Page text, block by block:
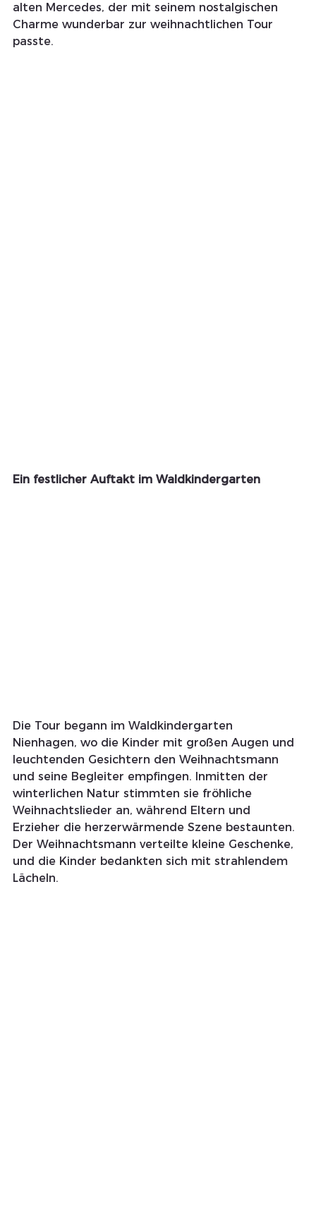
alten Mercedes, der mit seinem nostalgischen
Charme wunderbar zur weihnachtlichen Tour
passte.
Ein festlicher Auftakt im Waldkindergarten
Die Tour begann im Waldkindergarten
Nienhagen, wo die Kinder mit großen Augen und
leuchtenden Gesichtern den Weihnachtsmann
und seine Begleiter empfingen. Inmitten der
winterlichen Natur stimmten sie fröhliche
Weihnachtslieder an, während Eltern und
Erzieher die herzerwärmende Szene bestaunten.
Der Weihnachtsmann verteilte kleine Geschenke,
und die Kinder bedankten sich mit strahlendem
Lächeln.